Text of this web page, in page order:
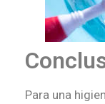
Para una